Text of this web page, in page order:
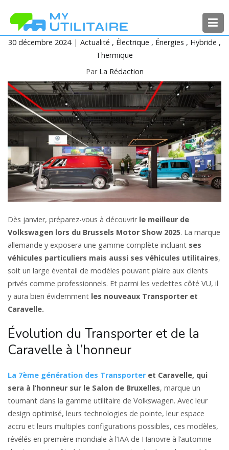
contenu
MyUtilitaire
Toute l’actualité des véhicules
30 décembre 2024 Actualité Électrique Énergies
Hybride
Thermique
Par La Rédaction
Dès janvier, préparez-vous à découvrirle meilleur de
Volkswagen lors du Brussels Motor Show 2025. La marque
allemande y exposera une gamme complète incluant ses
véhicules particuliers mais aussi ses véhicules utilitaires,
soit un large éventail de modèles pouvant plaire aux clients
privés comme professionnels. Et parmi les vedettes côté VU, il
y aura bien évidemment les nouveaux Transporter et
Caravelle.
Évolution du Transporter et de la
Caravelle à l’honneur
La 7ème génération des Transporter et Caravelle, qui
sera à l’honneur sur le Salon de Bruxelles, marque un
tournant dans la gamme utilitaire de Volkswagen. Avec leur
design optimisé, leurs technologies de pointe, leur espace
accru et leurs multiples configurations possibles, ces modèles,
révélés en première mondiale à l’IAA de Hanovre à l’automne